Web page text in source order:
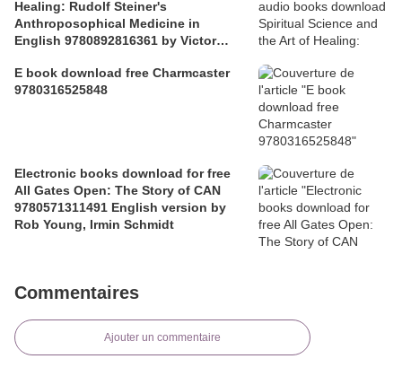
Healing: Rudolf Steiner's
Anthroposophical Medicine in
English 9780892816361 by Victor
E book download free Charmcaster
9780316525848
Electronic books download for free
All Gates Open: The Story of CAN
9780571311491 English version by
Rob Young, Irmin Schmidt
Commentaires
Ajouter un commentaire